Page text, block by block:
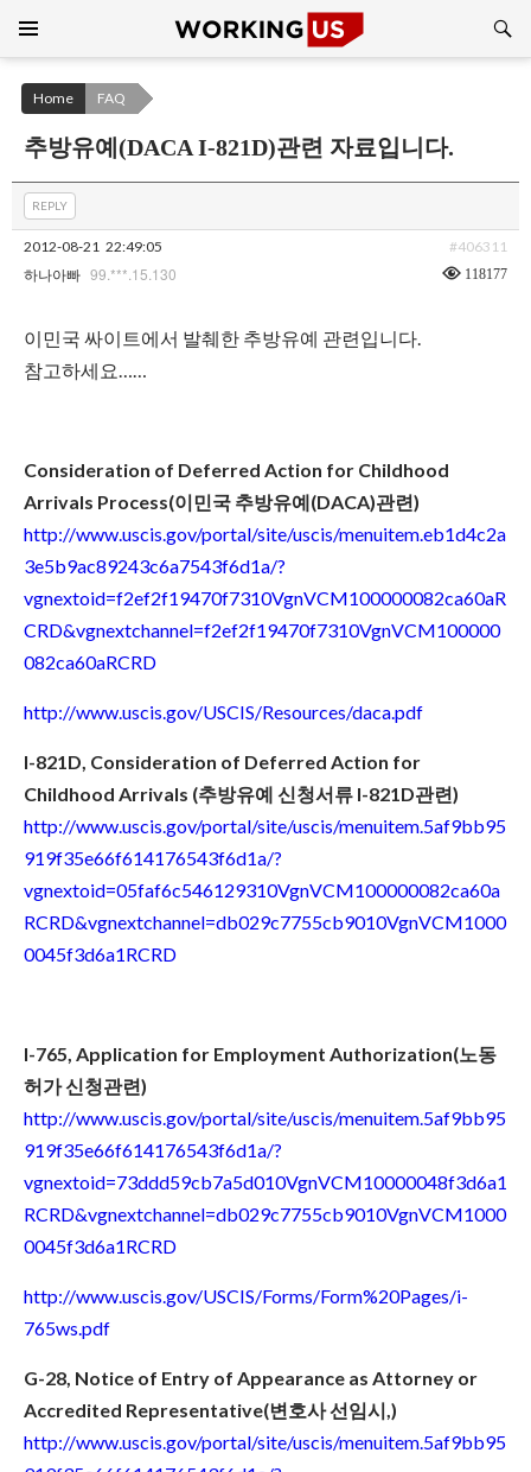
CONTENT
Home FAQ
추방유예(DACA I-821D)관련 자료입니다.
REPLY
2012-08-21 22:49:05 #406311
하나아빠 99.***.15.130 118177
이민국 싸이트에서 발췌한 추방유예 관련입니다.
참고하세요……
Consideration of Deferred Action for Childhood
Arrivals Process(이민국 추방유예(DACA)관련)
http://www.uscis.gov/portal/site/uscis/menuitem.eb1d4c2a
3e5b9ac89243c6a7543f6d1a/?
vgnextoid=f2ef2f19470f7310VgnVCM100000082ca60aR
CRD&vgnextchannel=f2ef2f19470f7310VgnVCM100000
082ca60aRCRD
http://www.uscis.gov/USCIS/Resources/daca.pdf
I-821D, Consideration of Deferred Action for
Childhood Arrivals (추방유예 신청서류 I-821D관련)
http://www.uscis.gov/portal/site/uscis/menuitem.5af9bb95
919f35e66f614176543f6d1a/?
vgnextoid=05faf6c546129310VgnVCM100000082ca60a
RCRD&vgnextchannel=db029c7755cb9010VgnVCM1000
0045f3d6a1RCRD
I-765, Application for Employment Authorization(노동
허가 신청관련)
http://www.uscis.gov/portal/site/uscis/menuitem.5af9bb95
919f35e66f614176543f6d1a/?
vgnextoid=73ddd59cb7a5d010VgnVCM10000048f3d6a1
RCRD&vgnextchannel=db029c7755cb9010VgnVCM1000
0045f3d6a1RCRD
http://www.uscis.gov/USCIS/Forms/Form%20Pages/i-
765ws.pdf
G-28, Notice of Entry of Appearance as Attorney or
Accredited Representative(변호사 선임시,)
http://www.uscis.gov/portal/site/uscis/menuitem.5af9bb95